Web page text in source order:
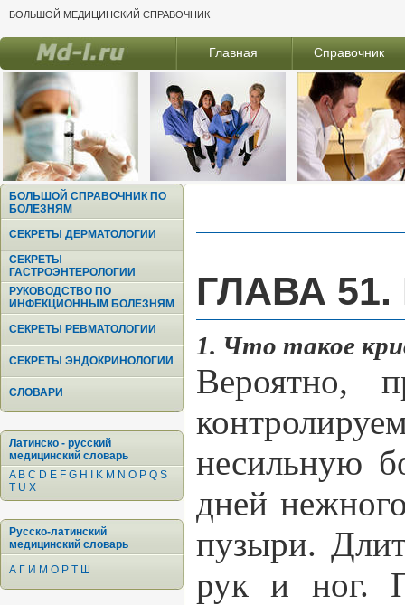
БОЛЬШОЙ МЕДИЦИНСКИЙ СПРАВОЧНИК
Главная Справочник
БОЛЬШОЙ СПРАВОЧНИК ПО
БОЛЕЗНЯМ
СЕКРЕТЫ ДЕРМАТОЛОГИИ
СЕКРЕТЫ
ГАСТРОЭНТЕРОЛОГИИ
РУКОВОДСТВО ПО
ИНФЕКЦИОННЫМ БОЛЕЗНЯМ
СЕКРЕТЫ РЕВМАТОЛОГИИ
СЕКРЕТЫ ЭНДОКРИНОЛОГИИ
СЛОВАРИ
Латинско - русский
медицинский словарь
A B C D E F G H K M N O P Q S
T U X
Русско-латинский
медицинский словарь
А Г И М О Р Т Ш
ГЛАВА
1. Что такое
Вероятно,
несильную
дней
пузыри.
рук и ног.